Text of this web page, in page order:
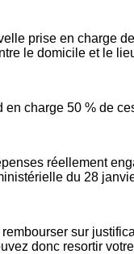
prise en charge
le domicile et le
charge 50 % de
réellement
du 28
sur
donc resortir